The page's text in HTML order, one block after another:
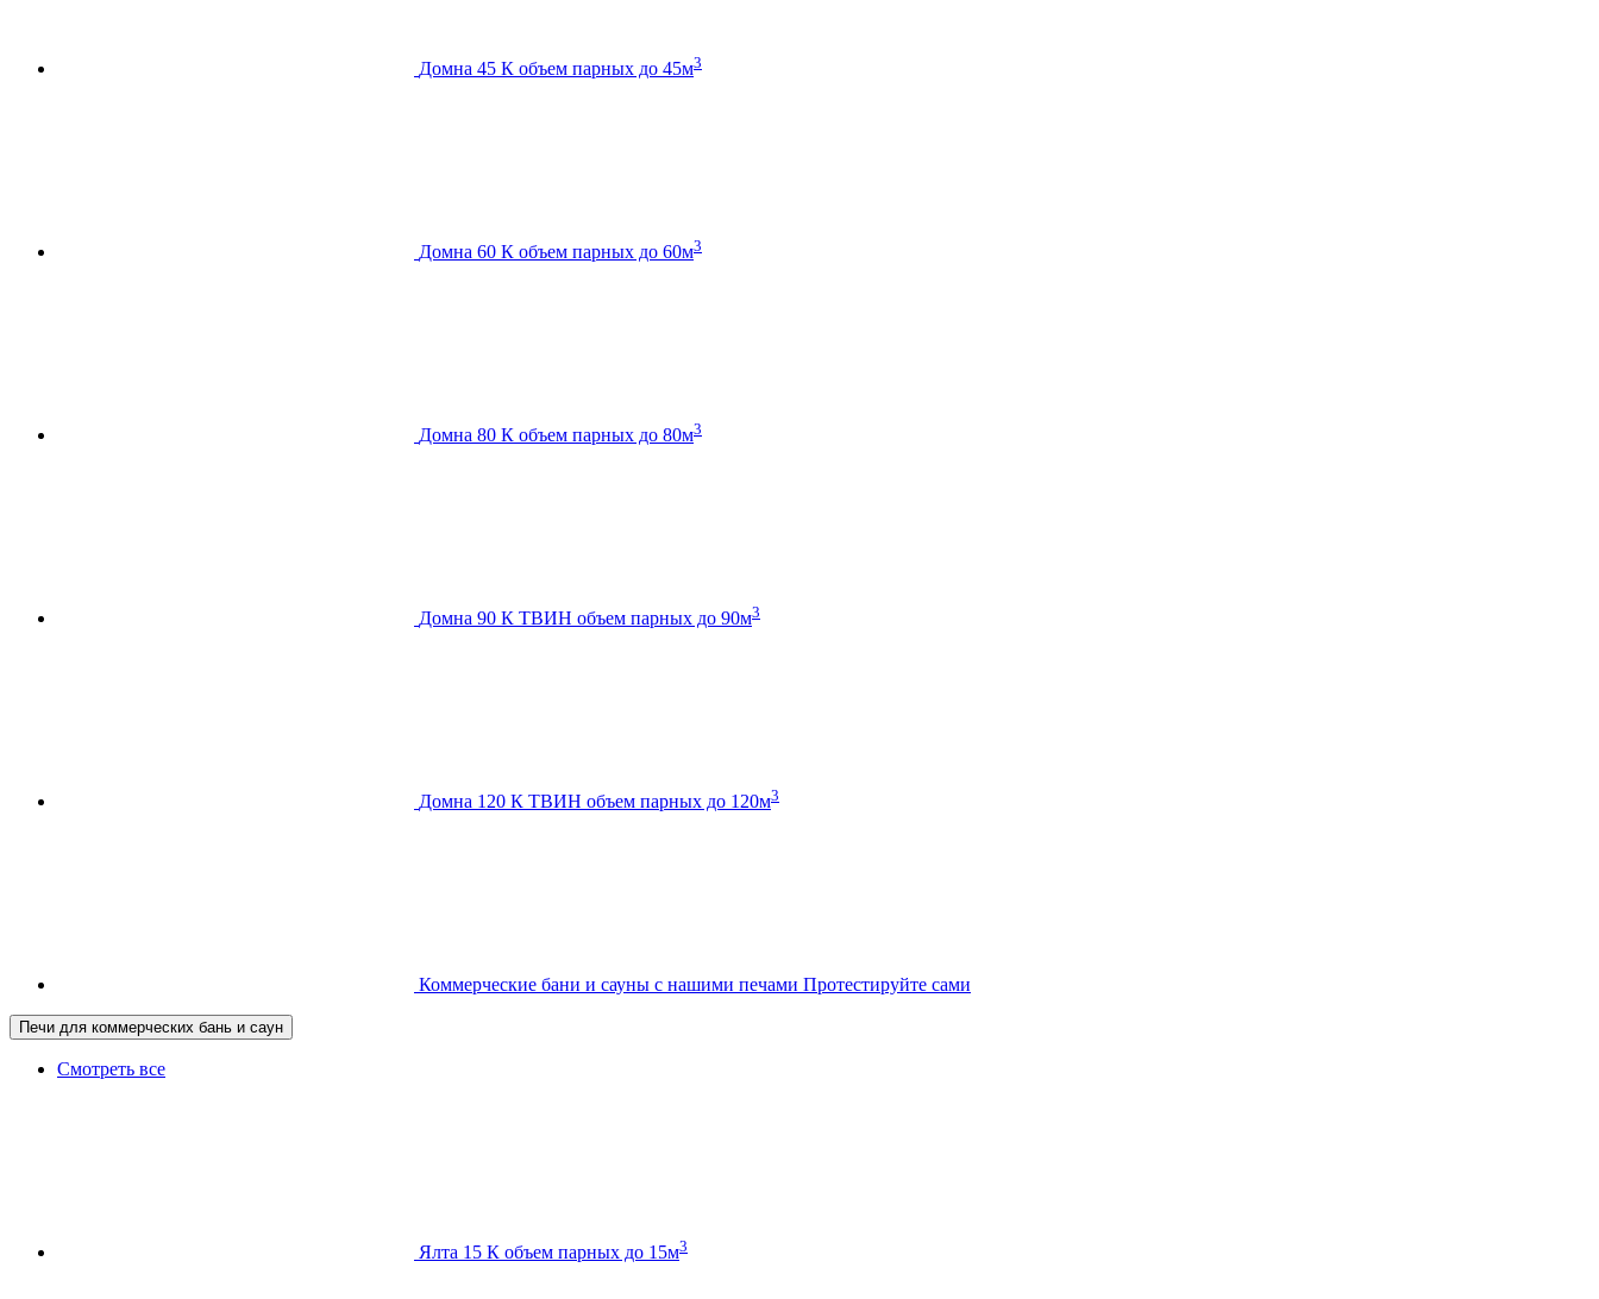
Домна 45 К объем парных до 45м3
Домна 60 К объем парных до 60м3
Домна 80 К объем парных до 80м3
Домна 90 К ТВИН объем парных до 90м3
Домна 120 К ТВИН объем парных до 120м3
Коммерческие бани и сауны с нашими печами Протестируйте сами
Печи для коммерческих бань и саун
Смотреть все
Ялта 15 К объем парных до 15м3